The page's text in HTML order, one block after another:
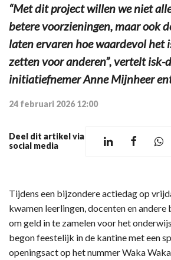
“Met dit project willen we niet
betere voorzieningen, maar ook
laten ervaren hoe waardevol het
zetten voor anderen”, vertelt isk-
initiatiefnemer Anne Mijnheer
24 februari 2026 12:00
Deel dit artikel via
social media
Tijdens een bijzondere actiedag op
kwamen leerlingen, docenten en
om geld in te zamelen voor het
begon feestelijk in de kantine met een
openingsact op het nummer Waka